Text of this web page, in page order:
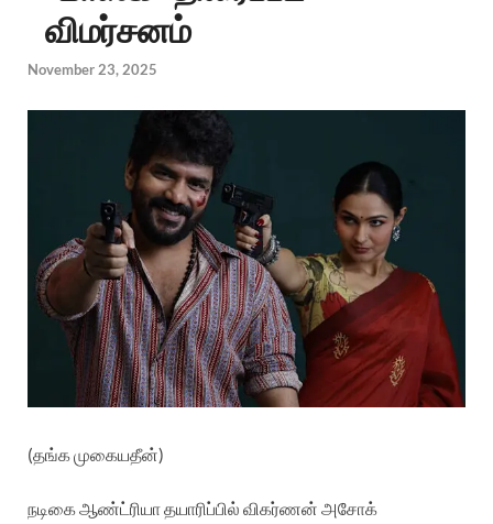
விமர்சனம்
November 23, 2025
(தங்க முகையதீன்)
நடிகை ஆண்ட்ரியா தயாரிப்பில் விகர்ணன் அசோக்